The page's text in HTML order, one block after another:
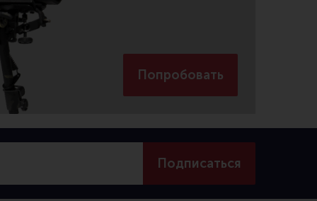
Попробовать
Подписаться